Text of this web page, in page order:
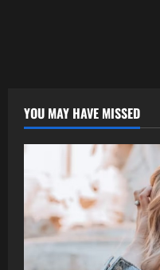
YOU MAY HAVE MISSED